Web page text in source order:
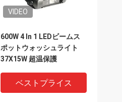
VIDEO
600W 4 In 1 LEDビームス
ポットウォッシュライト
37X15W 超温保護
ベストプライス